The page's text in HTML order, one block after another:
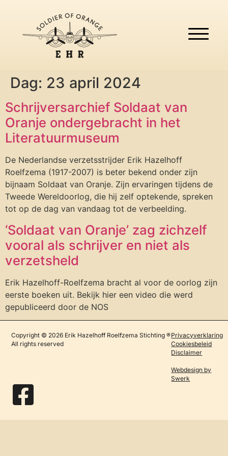
Dag: 23 april 2024
Schrijversarchief Soldaat van
Oranje ondergebracht in het
Literatuurmuseum
De Nederlandse verzetsstrijder Erik Hazelhoff
Roelfzema (1917-2007) is beter bekend onder zijn
bijnaam Soldaat van Oranje. Zijn ervaringen tijdens de
Tweede Wereldoorlog, die hij zelf optekende, spreken
tot op de dag van vandaag tot de verbeelding.
‘Soldaat van Oranje’ zag zichzelf
vooral als schrijver en niet als
verzetsheld
Erik Hazelhoff-Roelfzema bracht al voor de oorlog zijn
eerste boeken uit. Bekijk hier een video die werd
gepubliceerd door de NOS
Copyright © 2026 Erik Hazelhoff Roelfzema Stichting ®
All rights reserved
Privacyverklaring
Cookiesbeleid
Disclaimer
Webdesign by
Swerk